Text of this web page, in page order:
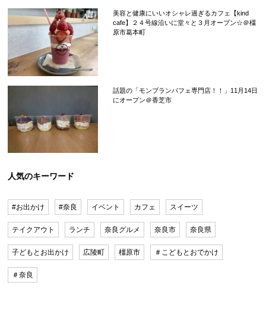
美容と健康にいいオシャレ過ぎるカフェ【kind
cafe】２４号線沿いに堂々と３月オープン☆＠橿
原市葛本町
話題の「モンブランパフェ専門店！！」11月14日
にオープン＠香芝市
人気のキーワード
#お出かけ #奈良 イベント カフェ スイーツ
テイクアウト ランチ 奈良グルメ 奈良市 奈良県
子どもとお出かけ 広陵町 橿原市 ＃こどもとおでかけ
＃奈良